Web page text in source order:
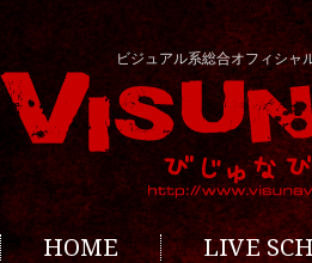
ビジュアル系総合オフィシャ
HOME LIVE